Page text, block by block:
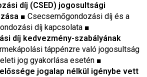
díj (CSED) jogosultsági
■ Csecsemőgondozási díj és a
díj kapcsolata ■
díj kedvezmény-szabályának
táppénzre való jogosultság
jog gyakorlása esetén ■
jogalap nélkül igénybe vett